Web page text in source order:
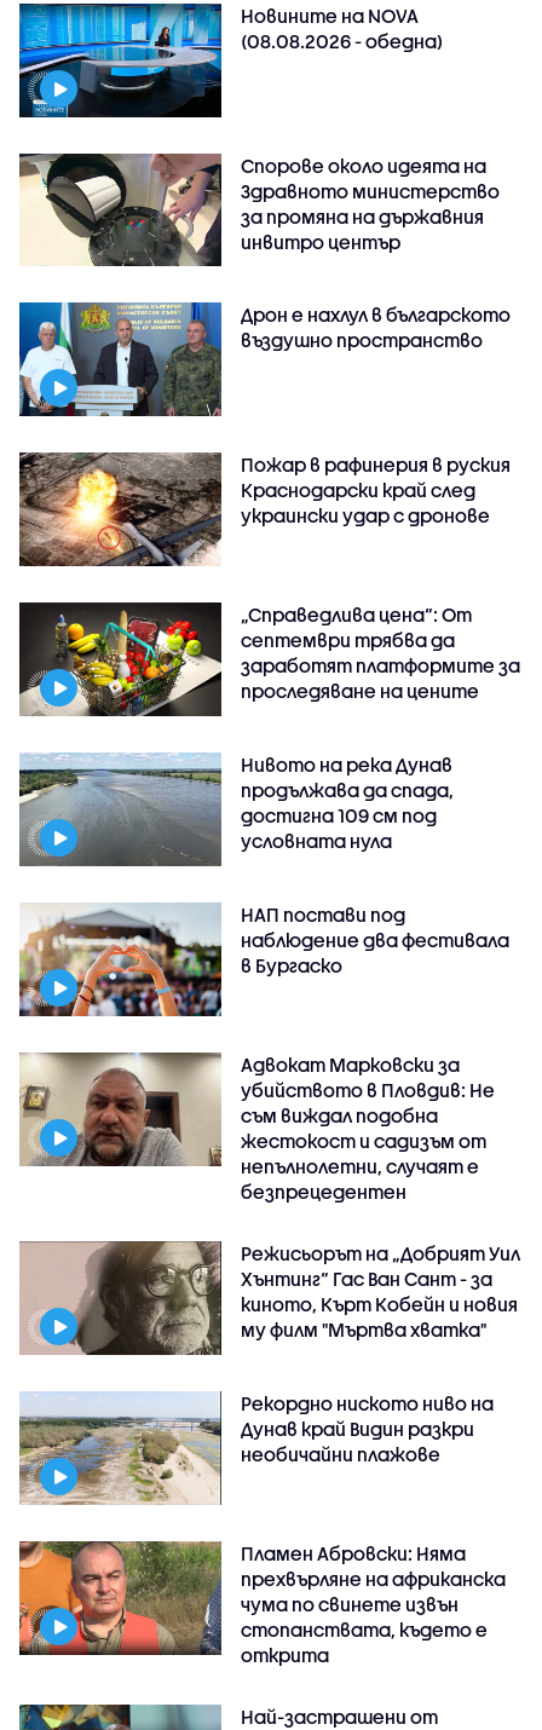
Новините на NOVA
(08.08.2026 - обедна)
Спорове около идеята на
Здравното министерство
за промяна на държавния
инвитро център
Дрон е нахлул в българското
въздушно пространство
Пожар в рафинерия в руския
Краснодарски край след
украински удар с дронове
„Справедлива цена“: От
септември трябва да
заработят платформите за
проследяване на цените
Нивото на река Дунав
продължава да спада,
достигна 109 см под
условната нула
НАП постави под
наблюдение два фестивала
в Бургаско
Адвокат Марковски за
убийството в Пловдив: Не
съм виждал подобна
жестокост и садизъм от
непълнолетни, случаят е
безпрецедентен
Режисьорът на „Добрият Уил
Хънтинг“ Гас Ван Сант - за
киното, Кърт Кобейн и новия
му филм "Мъртва хватка"
Рекордно ниското ниво на
Дунав край Видин разкри
необичайни плажове
Пламен Абровски: Няма
прехвърляне на африканска
чума по свинете извън
стопанствата, където е
открита
Най-застрашени от